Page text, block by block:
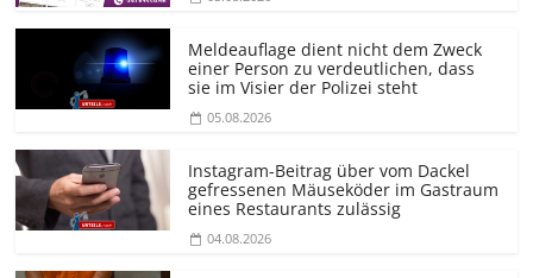
Meldeauflage dient nicht dem Zweck
einer Person zu verdeutlichen, dass
sie im Visier der Polizei steht
05.08.2026
Instagram-Beitrag über vom Dackel
gefressenen Mäuseköder im Gastraum
eines Restaurants zulässig
04.08.2026